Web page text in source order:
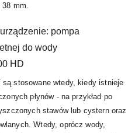
mm.
pompa
do wody
HD
stosowane wtedy, kiedy istnieje
płynów - na przykład po
stawów lub cystern oraz
Wtedy, oprócz wody,